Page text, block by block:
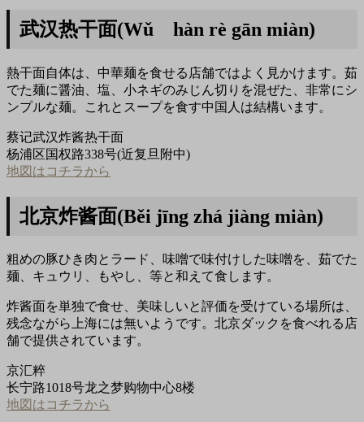
武汉热干面(Wǔ hàn rè gān miàn)
熱干面自体は、中華麺を食せる店舗ではよく見かけます。茹
でた麺に醤油、塩、小ネギのみじん切りを混ぜた、非常にシ
ンプルな麺。これとスープを食す中国人は結構います。
蔡记武汉炸酱热干面
杨浦区国权路338号(近复旦附中)
地図はコチラから
北京炸酱面(Běi jīng zhá jiàng miàn)
粗めの豚ひき肉とラード、味噌で味付けした味噌を、茹でた
麺、キュウリ、もやし、等と和えて食します。
炸酱面を単独で食せ、美味しいと評価を受けている場所は、
残念ながら上海には無いようです。北京ダックを食べれる店
舗で提供されています。
京汇粹
长宁路1018号龙之梦购物中心8楼
地図はコチラから